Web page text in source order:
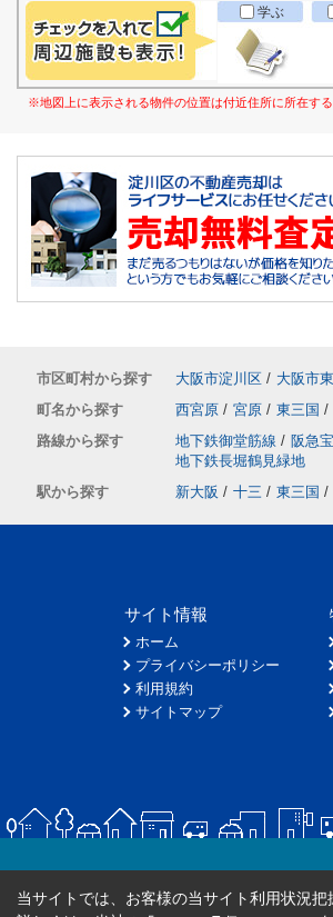
学ぶ
※地図上に表示される物件の位置は付近住所に所在す
市区町村から探す 大阪市淀川区 / 大阪市
町名から探す
西宮原 / 宮原 / 東三国 /
路線から探す
地下鉄御堂筋線 / 阪急
地下鉄長堀鶴見緑地
駅から探す
新大阪 / 十三 / 東三国 /
サイト情報
ホーム
プライバシーポリシー
利用規約
サイトマップ
当サイトでは、お客様の当サイト利用状況